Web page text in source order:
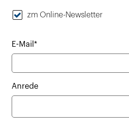
zm Online-Newsletter
E-Mail*
Anrede